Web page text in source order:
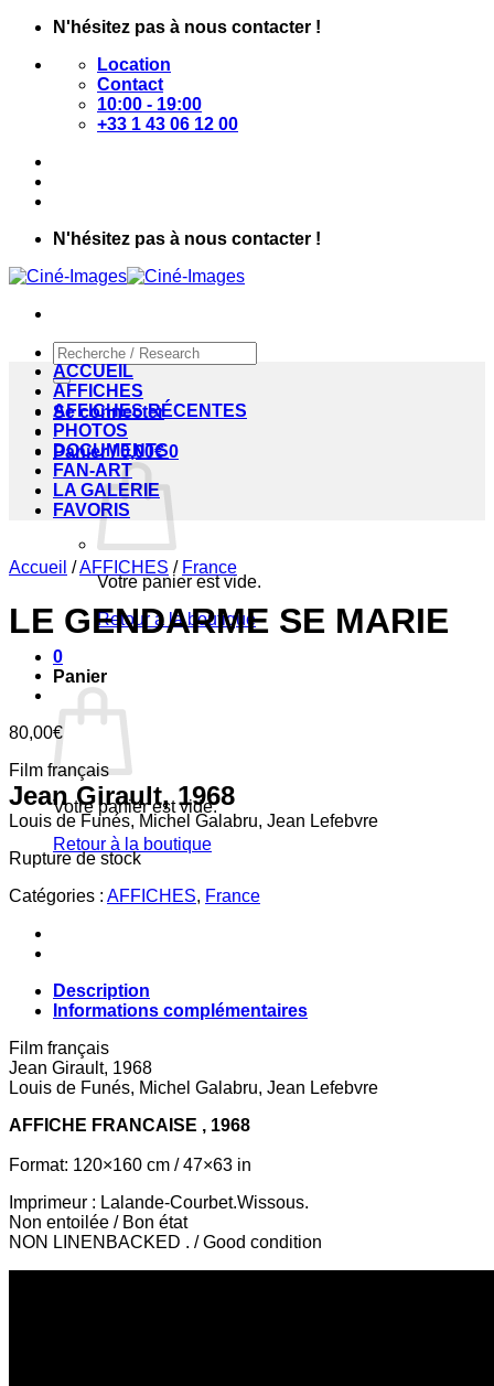
Passer
contenu
N'hésitez pas à nous contacter !
Location
Contact
10:00 - 19:00
+33 1 43 06 12 00
N'hésitez pas à nous contacter !
Recherche
pour :
Se connecter
Panier /0,00€ 0
Votre panier est vide.
Retour à la boutique
0
Panier
Votre panier est vide.
Retour à la boutique
ACCUEIL
AFFICHES
AFFICHES RÉCENTES
PHOTOS
DOCUMENTS
FAN-ART
LA GALERIE
FAVORIS
Accueil /AFFICHES / France
LE GENDARME SE MARIE
80,00€
Film français
Jean Girault, 1968
Louis de Funés, Michel Galabru, Jean Lefebvre
Rupture de stock
Catégories : AFFICHES, France
Description
Informations complémentaires
Film français
Jean Girault, 1968
Louis de Funés, Michel Galabru, Jean Lefebvre
AFFICHE FRANCAISE , 1968
Format: 120×160 cm / 47×63 in
Imprimeur : Lalande-Courbet.Wissous.
Non entoilée / Bon état
NON LINENBACKED . / Good condition